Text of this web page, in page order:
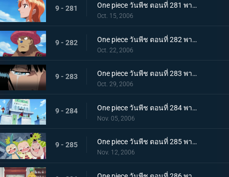
9 - 281 One piece วันพีช ตอนที่ 281 พากย์ไทย น้ำตาที่สานมิตรภาพของเพื่อนพ้อง! แผนที่โลกของนามิ
Oct. 15, 2006
9 - 282 One piece วันพีช ตอนที่ 282 พากย์ไทย บทบาทของชายผู้บริสุทธิ์! ซันจิ และ ช็อปเปอร์
Oct. 22, 2006
9 - 283 One piece วันพีช ตอนที่ 283 พากย์ไทย ทั้งหมดก็เพื่อพวกพ้อง! โรบิ้นในความมืด!
Oct. 29, 2006
9 - 284 One piece วันพีช ตอนที่ 284 พากย์ไทย ไม่เชื่อมั่นในแบบแปลน! การตัดสินใจของแฟรงกี้!
Nov. 05, 2006
9 - 285 One piece วันพีช ตอนที่ 285 พากย์ไทย ชิงกุญแจทั้ง 5 ดอก! กลุ่มหมวกฟางปะทะ CP9
Nov. 12, 2006